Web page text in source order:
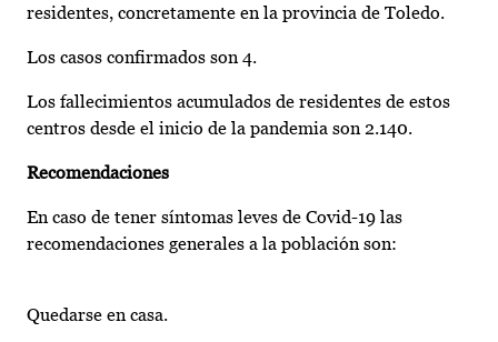
residentes, concretamente en la provincia de Toledo.
Los casos confirmados son 4.
Los fallecimientos acumulados de residentes de estos
centros desde el inicio de la pandemia son 2.140.
Recomendaciones
En caso de tener síntomas leves de Covid-19 las
recomendaciones generales a la población son:
Quedarse en casa.